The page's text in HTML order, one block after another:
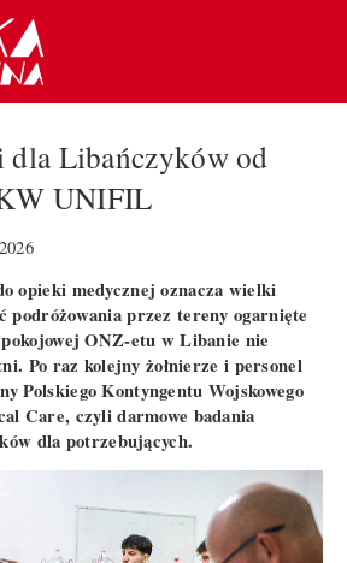
dla Libańczyków od
UNIFIL
opieki medycznej oznacza wielki
podróżowania przez tereny ogarnięte
ONZ-etu w Libanie nie
Po raz kolejny żołnierze i personel
Polskiego Kontyngentu Wojskowego
Care, czyli darmowe badania
dla potrzebujących.